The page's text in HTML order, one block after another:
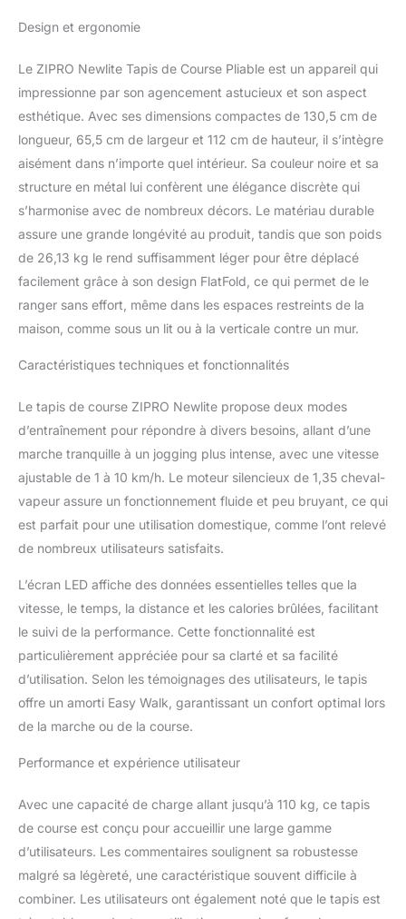
Design et ergonomie
Le ZIPRO Newlite Tapis de Course Pliable est un appareil qui
impressionne par son agencement astucieux et son aspect
esthétique. Avec ses dimensions compactes de 130,5 cm de
longueur, 65,5 cm de largeur et 112 cm de hauteur, il s’intègre
aisément dans n’importe quel intérieur. Sa couleur noire et sa
structure en métal lui confèrent une élégance discrète qui
s’harmonise avec de nombreux décors. Le matériau durable
assure une grande longévité au produit, tandis que son poids
de 26,13 kg le rend suffisamment léger pour être déplacé
facilement grâce à son design FlatFold, ce qui permet de le
ranger sans effort, même dans les espaces restreints de la
maison, comme sous un lit ou à la verticale contre un mur.
Caractéristiques techniques et fonctionnalités
Le tapis de course ZIPRO Newlite propose deux modes
d’entraînement pour répondre à divers besoins, allant d’une
marche tranquille à un jogging plus intense, avec une vitesse
ajustable de 1 à 10 km/h. Le moteur silencieux de 1,35 cheval-
vapeur assure un fonctionnement fluide et peu bruyant, ce qui
est parfait pour une utilisation domestique, comme l’ont relevé
de nombreux utilisateurs satisfaits.
L’écran LED affiche des données essentielles telles que la
vitesse, le temps, la distance et les calories brûlées, facilitant
le suivi de la performance. Cette fonctionnalité est
particulièrement appréciée pour sa clarté et sa facilité
d’utilisation. Selon les témoignages des utilisateurs, le tapis
offre un amorti Easy Walk, garantissant un confort optimal lors
de la marche ou de la course.
Performance et expérience utilisateur
Avec une capacité de charge allant jusqu’à 110 kg, ce tapis
de course est conçu pour accueillir une large gamme
d’utilisateurs. Les commentaires soulignent sa robustesse
malgré sa légèreté, une caractéristique souvent difficile à
combiner. Les utilisateurs ont également noté que le tapis est